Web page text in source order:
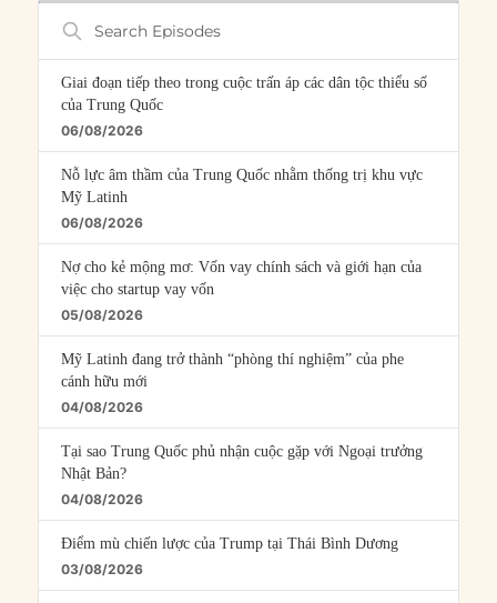
Search
Episodes
Giai đoạn tiếp theo trong cuộc trấn áp các dân tộc thiểu số
của Trung Quốc
06/08/2026
Nỗ lực âm thầm của Trung Quốc nhằm thống trị khu vực
Mỹ Latinh
06/08/2026
Nợ cho kẻ mộng mơ: Vốn vay chính sách và giới hạn của
việc cho startup vay vốn
05/08/2026
Mỹ Latinh đang trở thành “phòng thí nghiệm” của phe
cánh hữu mới
04/08/2026
Tại sao Trung Quốc phủ nhận cuộc gặp với Ngoại trưởng
Nhật Bản?
04/08/2026
Điểm mù chiến lược của Trump tại Thái Bình Dương
03/08/2026